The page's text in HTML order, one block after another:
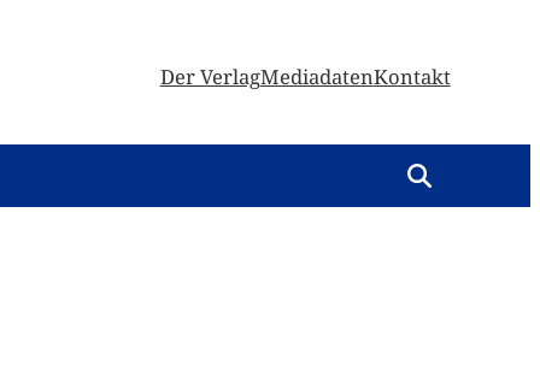
Der VerlagMediadatenKontakt